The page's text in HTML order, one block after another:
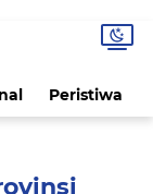
Peristiwa